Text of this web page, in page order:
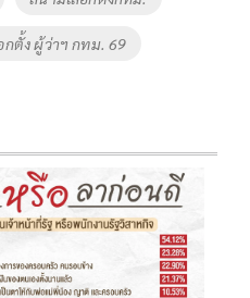
กตั้ง ผู้ว่าฯ กทม. 69